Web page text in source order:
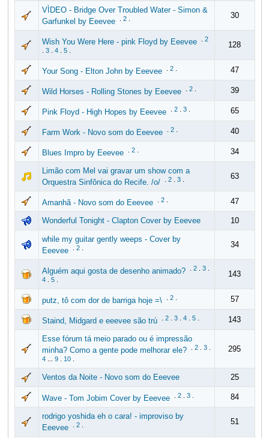
VÌDEO - Bridge Over Troubled Water - Simon &
Garfunkel by Eeevee
2. 30
Wish You Were Here - pink Floyd by Eeevee
2
3. 4. 5.
128
Your Song - Elton John by Eeevee 2. 47
Wild Horses - Rolling Stones by Eeevee 2. 39
Pink Floyd - High Hopes by Eeevee 2. 3. 65
Farm Work - Novo som do Eeevee 2. 40
Blues Impro by Eeevee 2. 34
Limão com Mel vai gravar um show com a
Orquestra Sinfônica do Recife. /o/
2. 3. 63
Amanhã - Novo som do Eeevee 2. 47
Wonderful Tonight - Clapton Cover by Eeevee 10
while my guitar gently weeps - Cover by
Eeevee
2. 34
Alguém aqui gosta de desenho animado? 2. 3.
4. 5.
143
putz, tô com dor de barriga hoje =\ 2. 57
Staind, Midgard e eeevee são trú 2. 3. 4. 5. 143
Esse fórum tá meio parado ou é impressão
minha? Como a gente pode melhorar ele?
2. 3.
4... 9. 10.
295
Ventos da Noite - Novo som do Eeevee 25
Wave - Tom Jobim Cover by Eeevee 2. 3. 84
rodrigo yoshida eh o cara! - improviso by
Eeevee
2. 51